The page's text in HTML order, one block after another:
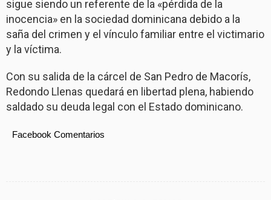
sigue siendo un referente de la «pérdida de la
inocencia» en la sociedad dominicana debido a la
saña del crimen y el vínculo familiar entre el victimario
y la víctima.
Con su salida de la cárcel de San Pedro de Macorís,
Redondo Llenas quedará en libertad plena, habiendo
saldado su deuda legal con el Estado dominicano.
Facebook Comentarios